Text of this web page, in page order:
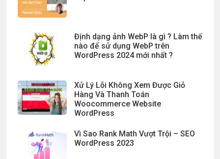
Định dạng ảnh WebP là gì ? Làm thế
nào để sử dụng WebP trên
WordPress 2024 mới nhất ?
Xử Lý Lỗi Không Xem Được Giỏ
Hàng Và Thanh Toán
Woocommerce Website
WordPress
Vì Sao Rank Math Vượt Trội – SEO
WordPress 2023